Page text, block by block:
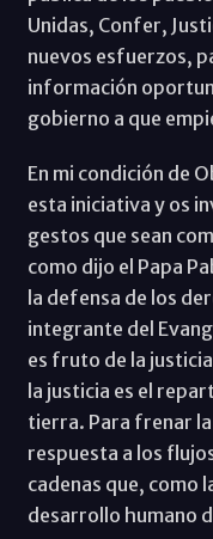
Unidas, Confer,
nuevos esfuerzos,
información
gobierno a que
En mi condición de
esta iniciativa y os
gestos que sean
como dijo el Papa
la defensa de los
integrante del
es fruto de la
la justicia es el
tierra. Para frenar
respuesta a los
cadenas que, como
desarrollo humano